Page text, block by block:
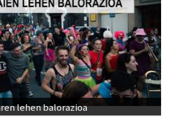
lehen balorazioa